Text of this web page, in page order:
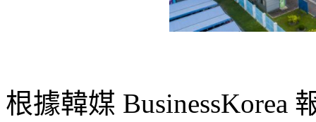
根據韓媒 BusinessKorea